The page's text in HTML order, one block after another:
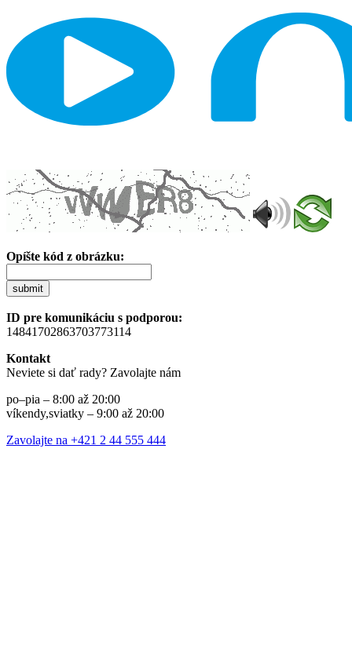
Opíšte kód z obrázku:
submit
ID pre komunikáciu s podporou:
14841702863703773114
Kontakt
Neviete si dať rady? Zavolajte nám
po–pia – 8:00 až 20:00
víkendy,sviatky – 9:00 až 20:00
Zavolajte na +421 2 44 555 444